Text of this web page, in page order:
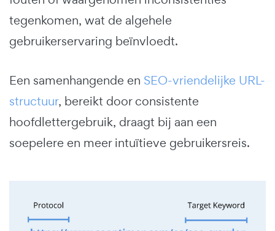
tegenkomen, wat de algehele
gebruikerservaring beïnvloedt.
Een samenhangende en SEO-vriendelijke URL-
structuur, bereikt door consistente
hoofdlettergebruik, draagt bij aan een
soepelere en meer intuïtieve gebruikersreis.